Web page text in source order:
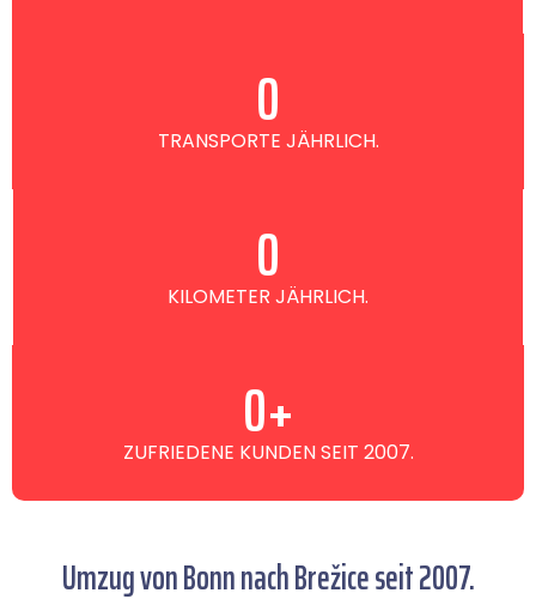
TRANSPORTE JÄHRLICH.
0
KILOMETER JÄHRLICH.
0
ZUFRIEDENE KUNDEN SEIT 2007.
0+
Umzug von Bonn nach Brežice seit 2007.